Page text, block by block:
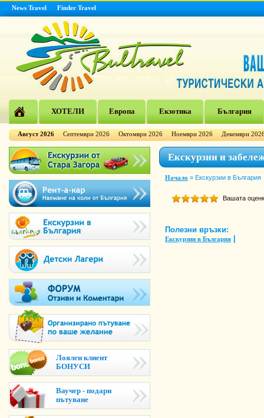
News Travel Finder Travel
ХОТЕЛИ Европа Екзотика България
Август 2026 Септември 2026 Октомври 2026 Ноември 2026 Декември
Лоялен клиент
БОНУСИ
Ваучер - подари
пътуване
Екскурзии и
Начало » Екскурзии в България
Вашата
Полезни връзки:
Екскурзии в България